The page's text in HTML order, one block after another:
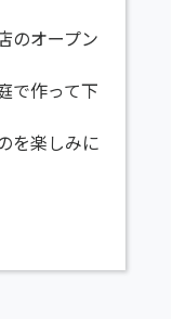
のオープン
で作って下
を楽しみに